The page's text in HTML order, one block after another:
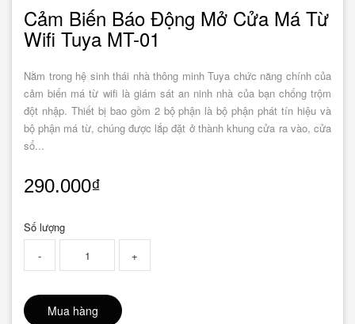
Cảm Biến Báo Động Mở Cửa Má Từ
Wifi Tuya MT-01
Nằm trong hệ sinh thái nhà thông minh Tuya chức năng chính của
cảm biến má từ wifi là giám sát an ninh nhà của bạn chống trộm
đột nhập. Thiết bị bao gồm 2 bộ phận là bộ phận phát tín hiệu và
bộ phận má từ, chúng được lắp đặt ở thành khung cửa ra vào, cửa
sổ...
290.000₫
Số lượng
-
+
Mua hàng